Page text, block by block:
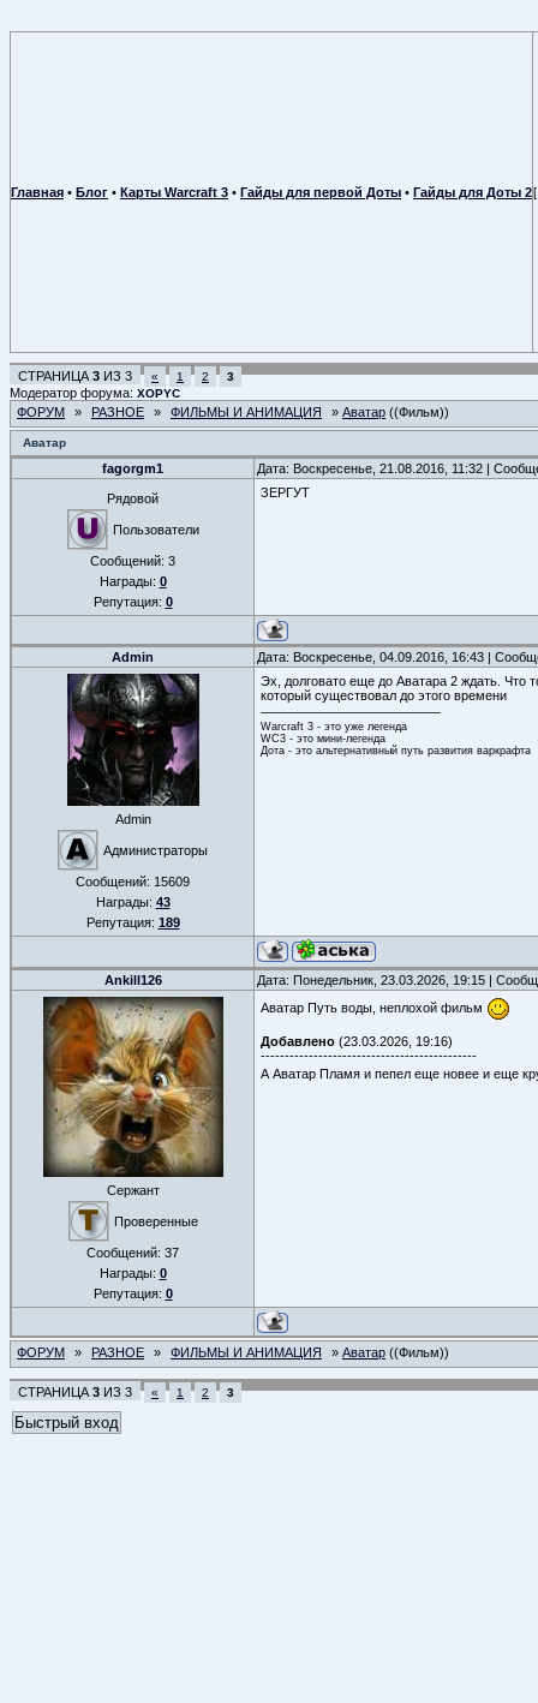
Главная • Блог • Карты Warcraft 3 • Гайды для первой Доты • Гайды для Доты 2
СТРАНИЦА 3 ИЗ 3 « 1 2 3
Модератор форума: XOPYC
ФОРУМ » РАЗНОЕ » ФИЛЬМЫ И АНИМАЦИЯ » Аватар ((Фильм))
Аватар
fagorgm1 Дата: Воскресенье, 21.08.2016, 11:32 |
Рядовой
Пользователи
Сообщений: 3
Награды: 0
Репутация: 0
ЗЕРГУТ
Admin Дата: Воскресенье, 04.09.2016, 16:43 |
Admin
Администраторы
Сообщений: 15609
Награды: 43
Репутация: 189
Эх, долговато еще до Аватара 2 ждать. Что
который существовал до этого времени
Warcraft 3 - это уже легенда
WC3 - это мини-легенда
Дота - это альтернативный путь развития варкрафта
Ankill126 Дата: Понедельник, 23.03.2026, 19:15 |
Сержант
Проверенные
Сообщений: 37
Награды: 0
Репутация: 0
Аватар Путь воды, неплохой фильм
Добавлено (23.03.2026, 19:16)
---------------------------------------------
А Аватар Пламя и пепел еще новее и еще
ФОРУМ » РАЗНОЕ » ФИЛЬМЫ И АНИМАЦИЯ » Аватар ((Фильм))
СТРАНИЦА 3 ИЗ 3 « 1 2 3